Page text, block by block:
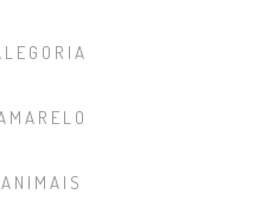
ANIMAIS